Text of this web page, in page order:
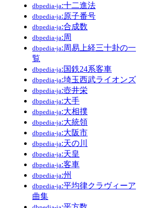
dbpedia-ja:十二進法
dbpedia-ja:原子番号
dbpedia-ja:合成数
dbpedia-ja:周
dbpedia-ja:周易上経三十卦の一
覧
dbpedia-ja:国鉄24系客車
dbpedia-ja:埼玉西武ライオンズ
dbpedia-ja:壺井栄
dbpedia-ja:大手
dbpedia-ja:大相撲
dbpedia-ja:大統領
dbpedia-ja:大阪市
dbpedia-ja:天の川
dbpedia-ja:天皇
dbpedia-ja:客車
dbpedia-ja:州
dbpedia-ja:平均律クラヴィーア
曲集